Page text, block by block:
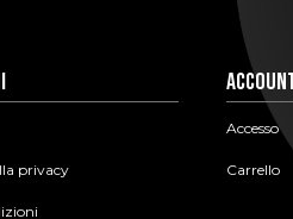
privacy
Accesso
Carrello